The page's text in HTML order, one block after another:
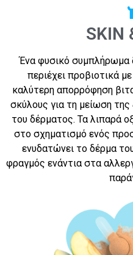
SKIN
Ένα φυσικό συμπλήρωμα
περιέχει προβιοτικά
καλύτερη απορρόφηση
σκύλους για τη μείωση
του δέρματος. Τα λιπαρά
στο σχηματισμό ενός
ενυδατώνει το δέρμα
φραγμός ενάντια στα